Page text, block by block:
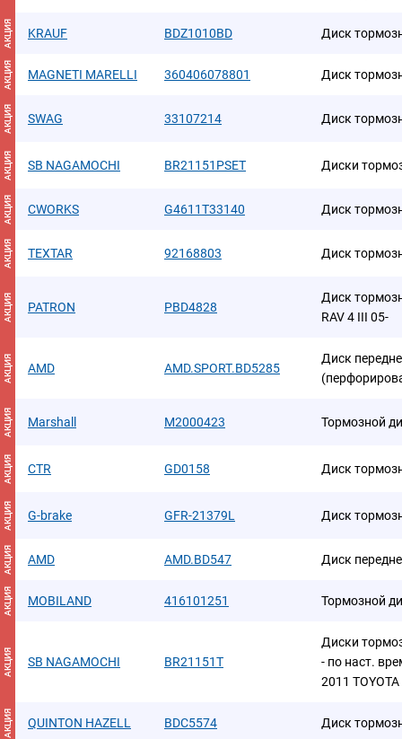
АКЦИЯ KRAUF BDZ1010BD Диск
АКЦИЯ MAGNETI MARELLI 360406078801 Диск
АКЦИЯ SWAG 33107214 Диск
АКЦИЯ SB NAGAMOCHI BR21151PSET Диски
АКЦИЯ CWORKS G4611T33140 Диск
АКЦИЯ TEXTAR 92168803 Диск
АКЦИЯ PATRON PBD4828
Диск
RAV 4 III 05-
АКЦИЯ AMD AMD.SPORT.BD5285
Диск
АКЦИЯ Marshall M2000423 Тормозной
АКЦИЯ CTR GD0158 Диск
АКЦИЯ G-brake GFR-21379L Диск
АКЦИЯ AMD AMD.BD547 Диск
АКЦИЯ MOBILAND 416101251 Тормозной
АКЦИЯ SB NAGAMOCHI BR21151T
Диски
- по наст.
2011
АКЦИЯ QUINTON HAZELL BDC5574 Диск